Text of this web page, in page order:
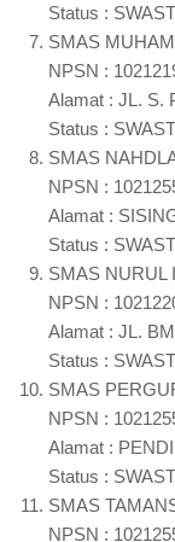
Status :
SMAS
NPSN :
Alamat : JL. S.
Status :
SMAS
NPSN :
Alamat :
Status :
SMAS NURUL
NPSN :
Alamat : JL.
Status :
SMAS
NPSN :
Alamat :
Status :
SMAS
NPSN :